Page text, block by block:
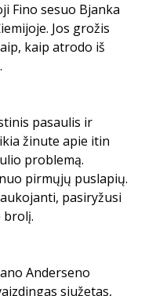
Fino sesuo Bjanka
Jos grožis
kaip atrodo iš
pasaulis ir
žinute apie itin
problemą.
pirmųjų puslapių.
pasiryžusi
brolį.
Anderseno
siužetas,